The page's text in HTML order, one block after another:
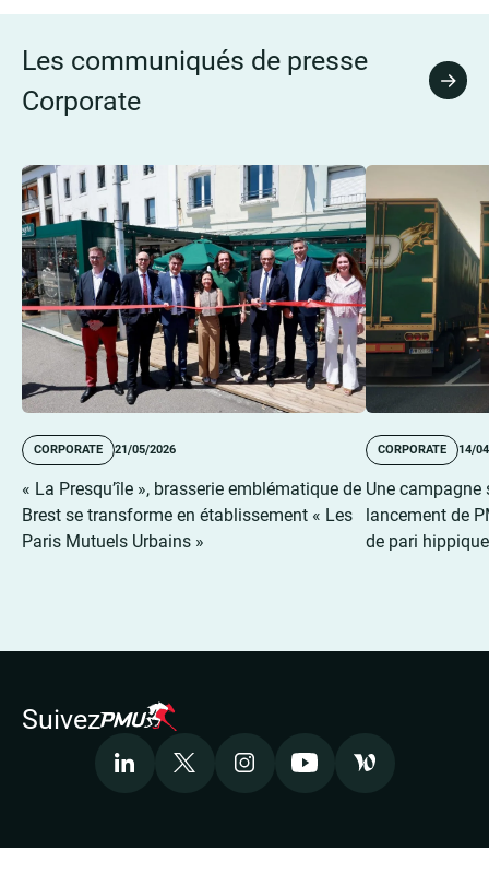
Les communiqués de presse
Corporate
Tous
CORPORATE 21/05/2026
« La Presqu’île », brasserie emblématique de
Brest se transforme en établissement « Les
Paris Mutuels Urbains »
CORPORATE 14/
Une campagne
lancement de
de pari
Suivez
Accepter les cookies pour voir la vidéo